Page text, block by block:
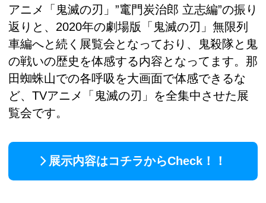
アニメ「鬼滅の刃」”竃門炭治郎 立志編”の振り
返りと、2020年の劇場版「鬼滅の刃」無限列
車編へと続く展覧会となっており、鬼殺隊と鬼
の戦いの歴史を体感する内容となってます。那
田蜘蛛山での各呼吸を大画面で体感できるな
ど、TVアニメ「鬼滅の刃」を全集中させた展
覧会です。
展示内容はコチラからCheck！！